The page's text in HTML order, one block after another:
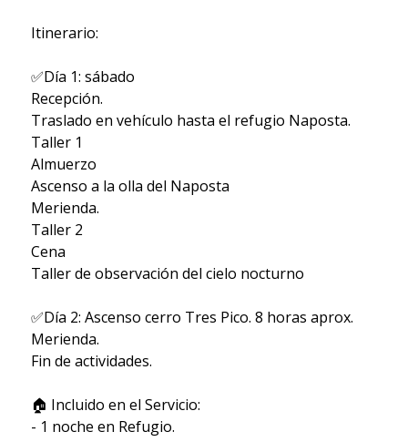
Itinerario:
✅Día 1: sábado
Recepción.
Traslado en vehículo hasta el refugio Naposta.
Taller 1
Almuerzo
Ascenso a la olla del Naposta
Merienda.
Taller 2
Cena
Taller de observación del cielo nocturno
✅Día 2: Ascenso cerro Tres Pico. 8 horas aprox.
Merienda.
Fin de actividades.
🏠 Incluido en el Servicio:
- 1 noche en Refugio.